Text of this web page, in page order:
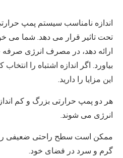
اندازه نامناسب سیستم پمپ
تحت تاثیر قرار می دهد. شما می
ارائه دهد، در مصرف انرژی صرفه
بیاورد. اگر اندازه اشتباه را
این مزایا را دارید.
هر دو پمپ حرارتی بزرگ و کم
انرژی می شوند.
ممکن است سطح راحتی ضعیفی را
گرم و سرد در فضای خود.